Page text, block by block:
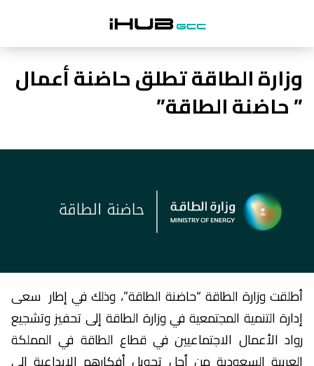
وزارة الطاقة تطلق حاضنة أعمال
” حاضنة الطاقة”
أطلقت وزارة الطاقة “حاضنة الطاقة”، وذلك في إطار سعى
إدارة التنمية المجتمعية في وزارة الطاقة إلى تحفيز وتشجيع
رواد الأعمال الاجتماعيين في قطاع الطاقة في المملكة